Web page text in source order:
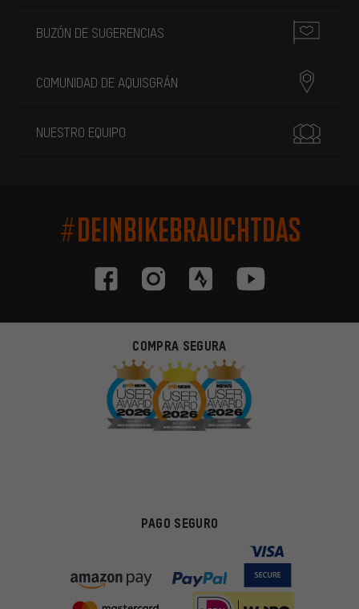
BUZÓN DE SUGERENCIAS
COMUNIDAD DE AQUISGRÁN
NUESTRO EQUIPO
#DEINBIKEBRAUCHTDAS
COMPRA SEGURA
PAGO SEGURO